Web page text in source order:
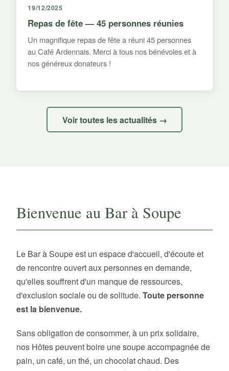
19/12/2025
Repas de fête — 45 personnes réunies
Un magnifique repas de fête a réuni 45 personnes
au Café Ardennais. Merci à tous nos bénévoles et à
nos généreux donateurs !
Voir toutes les actualités →
Bienvenue au Bar à Soupe
Le Bar à Soupe est un espace d'accueil, d'écoute et
de rencontre ouvert aux personnes en demande,
qu'elles souffrent d'un manque de ressources,
d'exclusion sociale ou de solitude. Toute personne
est la bienvenue.
Sans obligation de consommer, à un prix solidaire,
nos Hôtes peuvent boire une soupe accompagnée de
pain, un café, un thé, un chocolat chaud. Des